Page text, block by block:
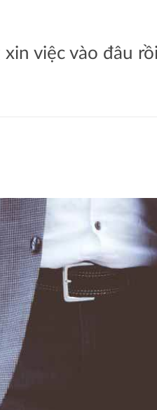
việc vào đâu